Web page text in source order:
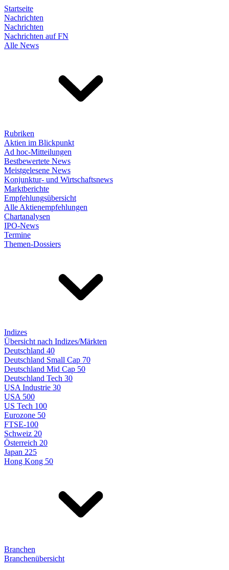
Startseite
Nachrichten
Nachrichten
Nachrichten auf FN
Alle News
Rubriken
Aktien im Blickpunkt
Ad hoc-Mitteilungen
Bestbewertete News
Meistgelesene News
Konjunktur- und Wirtschaftsnews
Marktberichte
Empfehlungsübersicht
Alle Aktienempfehlungen
Chartanalysen
IPO-News
Termine
Themen-Dossiers
Indizes
Übersicht nach Indizes/Märkten
Deutschland 40
Deutschland Small Cap 70
Deutschland Mid Cap 50
Deutschland Tech 30
USA Industrie 30
USA 500
US Tech 100
Eurozone 50
FTSE-100
Schweiz 20
Österreich 20
Japan 225
Hong Kong 50
Branchen
Branchenübersicht